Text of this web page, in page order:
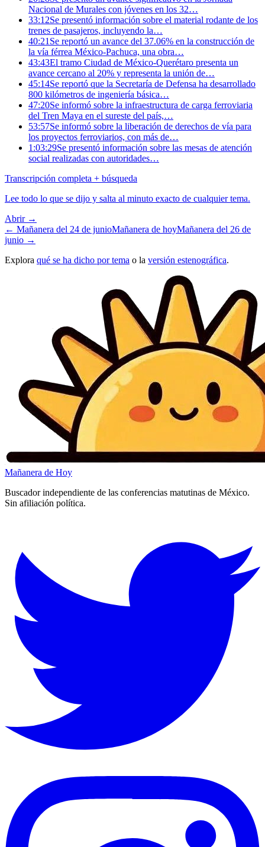
Nacional de Murales con jóvenes en los 32…
33:12Se presentó información sobre el material rodante de los
trenes de pasajeros, incluyendo la…
40:21 Se reportó un avance del 37.06% en la construcción de
la vía férrea México-Pachuca, una obra…
43:43El tramo Ciudad de México-Querétaro presenta un
avance cercano al 20% y representa la unión de…
45:14Se reportó que la Secretaría de Defensa ha desarrollado
800 kilómetros de ingeniería básica…
47:20Se informó sobre la infraestructura de carga ferroviaria
del Tren Maya en el sureste del país,…
53:57Se informó sobre la liberación de derechos de vía para
los proyectos ferroviarios, con más de…
1:03:29Se presentó información sobre las mesas de atención
social realizadas con autoridades…
Transcripción completa + búsqueda
Lee todo lo que se dijo y salta al minuto exacto de cualquier tema.
Abrir →
← Mañanera del 24 de junioMañanera de hoyMañanera del 26 de
junio →
Explora qué se ha dicho por tema o la versión estenográfica.
Mañanera de Hoy
Buscador independiente de las conferencias matutinas de México.
Sin afiliación política.